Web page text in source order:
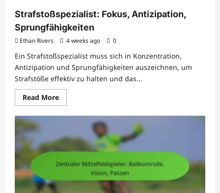
Strafstoßspezialist: Fokus, Antizipation,
Sprungfähigkeiten
Ethan Rivers 4 weeks ago 0
Ein Strafstoßspezialist muss sich in Konzentration,
Antizipation und Sprungfähigkeiten auszeichnen, um
Strafstöße effektiv zu halten und das...
Read MoreRead
more
Strafstoßspezialist:
Antizipation,
Sprungfähigkeiten